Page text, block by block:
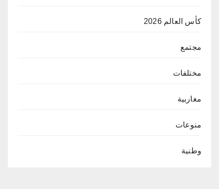
كأس العالم 2026
مجتمع
مختلفات
مغاربية
منوعات
وطنية